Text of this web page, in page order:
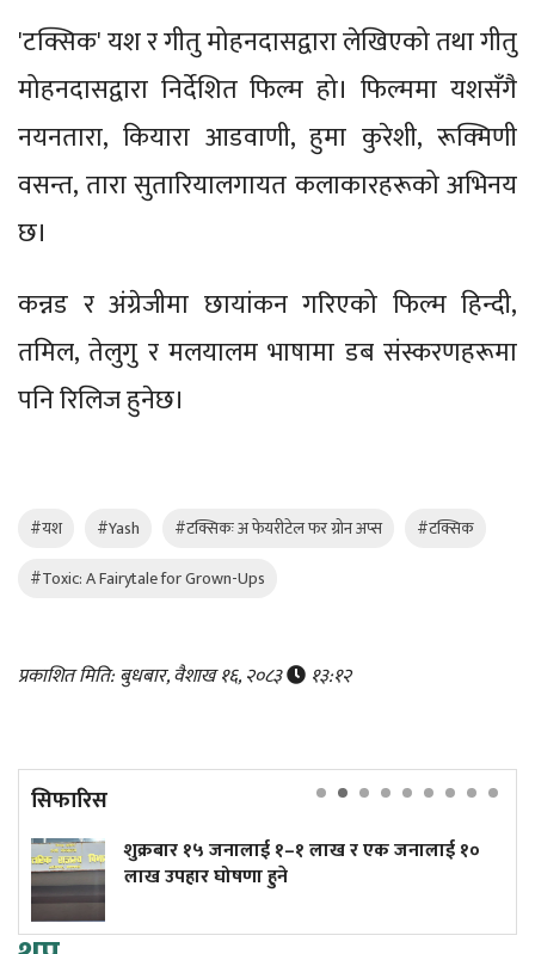
'टक्सिक' यश र गीतु मोहनदासद्वारा लेखिएको तथा गीतु
मोहनदासद्वारा निर्देशित फिल्म हो। फिल्ममा यशसँगै
नयनतारा, कियारा आडवाणी, हुमा कुरेशी, रूक्मिणी
वसन्त, तारा सुतारियालगायत कलाकारहरूको अभिनय
छ।
कन्नड र अंग्रेजीमा छायांकन गरिएको फिल्म हिन्दी,
तमिल, तेलुगु र मलयालम भाषामा डब संस्करणहरूमा
पनि रिलिज हुनेछ।
#यश #Yash #टक्सिकः अ फेयरीटेल फर ग्रोन अप्स
#टक्सिक
#Toxic: A Fairytale for Grown-Ups
प्रकाशित मिति: बुधबार, वैशाख १६, २०८३ १३:१२
सिफारिस
जनालाई १–१ लाख र एक जनालाई १०
घोषणा हुने
त्रिपुरेश्वरमा